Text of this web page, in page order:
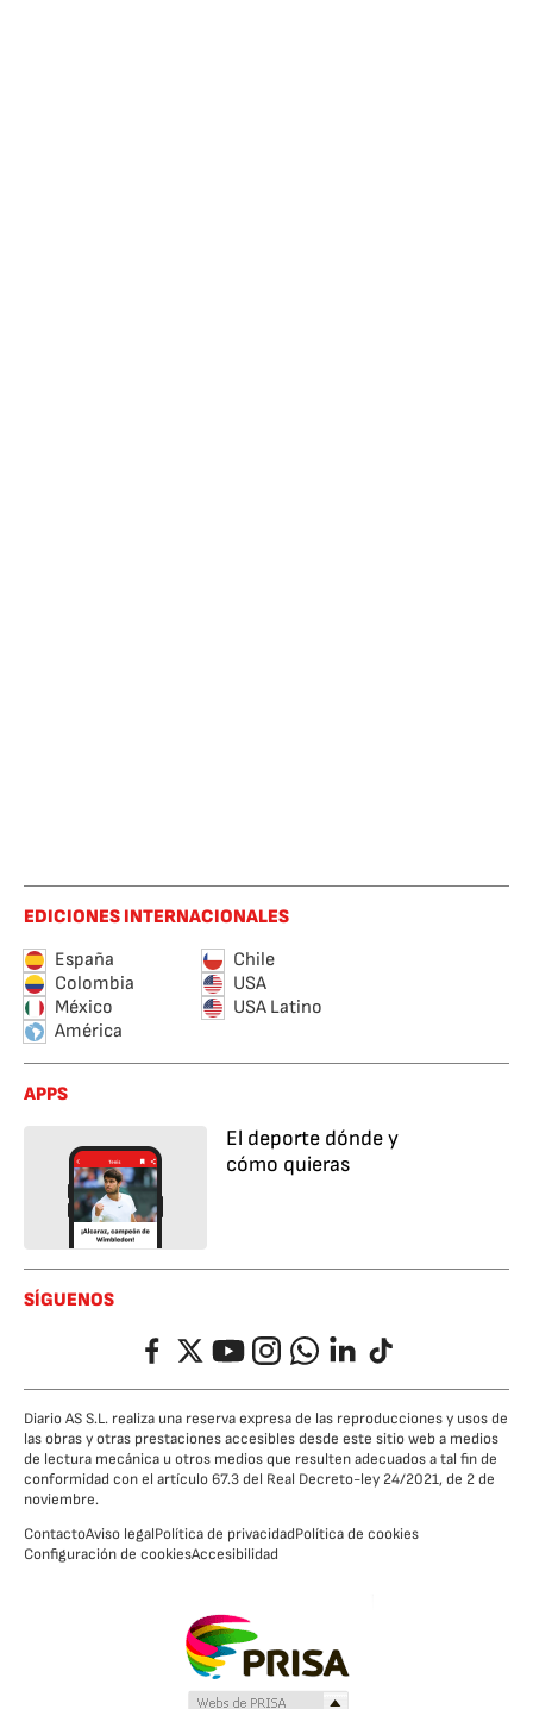
EDICIONES INTERNACIONALES
España
Chile
Colombia
USA
México
USA Latino
América
APPS
El deporte dónde y
cómo quieras
SÍGUENOS
FacebookTwitterYouTubeInstagramWhatsappLinkedIn
TikTok
Diario AS S.L. realiza una reserva expresa de las reproducciones y usos de
las obras y otras prestaciones accesibles desde este sitio web a medios
de lectura mecánica u otros medios que resulten adecuados a tal fin de
conformidad con el artículo 67.3 del Real Decreto-ley 24/2021, de 2 de
noviembre.
ContactoAviso legalPolítica de privacidadPolítica de cookies
Configuración de cookiesAccesibilidad